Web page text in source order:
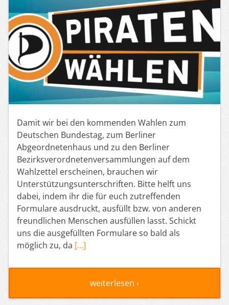
Damit wir bei den kommenden Wahlen zum
Deutschen Bundestag, zum Berliner
Abgeordnetenhaus und zu den Berliner
Bezirksverordnetenversammlungen auf dem
Wahlzettel erscheinen, brauchen wir
Unterstützungsunterschriften. Bitte helft uns
dabei, indem ihr die für euch zutreffenden
Formulare ausdruckt, ausfüllt bzw. von anderen
freundlichen Menschen ausfüllen lasst. Schickt
uns die ausgefüllten Formulare so bald als
möglich zu, da […]
weiterlesen ›